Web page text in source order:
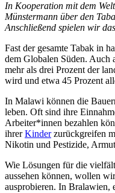
In Kooperation mit dem
Münstermann über den
Anschließend spielen wir
Fast der gesamte Tabak in
dem Globalen Süden. Auch
mehr als drei Prozent der
wird und etwa 45 Prozent
In Malawi können die
leben. Oft sind ihre
Arbeiter*innen bezahlen
ihrerKinderzurückgreifen
Nikotin und Pestizide,
Wie Lösungen für die
aussehen können, wollen
ausprobieren. In Bralawien,